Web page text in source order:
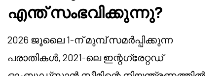
എന്ത് സംഭവിക്കുന്നു?
2026 ജൂലൈ 1-ന് മുമ്പ് സമർപ്പിക്കുന്ന
പരാതികൾ, 2021-ലെ ഇന്റഗ്രേറ്റഡ്